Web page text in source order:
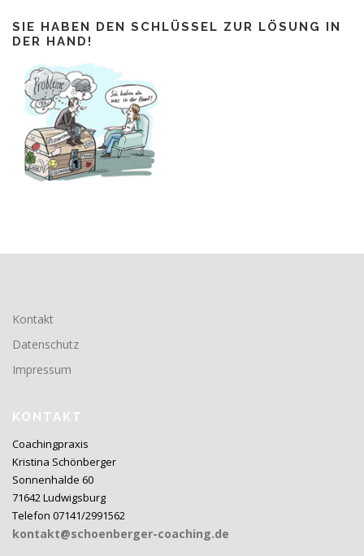
SIE HABEN DEN SCHLÜSSEL ZUR LÖSUNG IN
DER HAND!
Kontakt
Datenschutz
Impressum
KONTAKT
Coachingpraxis
Kristina Schönberger
Sonnenhalde 60
71642 Ludwigsburg
Telefon 07141/2991562
kontakt@schoenberger-coaching.de